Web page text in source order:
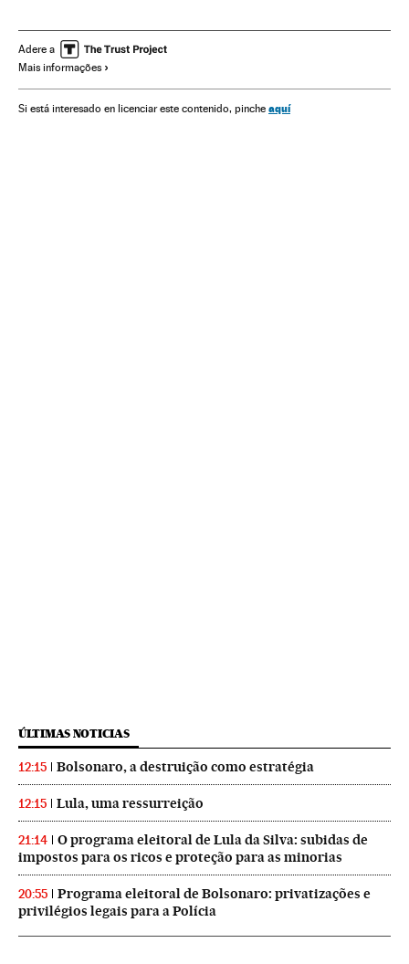
Adere a
Mais informações
Si está interesado en licenciar este contenido, pinche aquí
ÚLTIMAS NOTICIAS
12:15 Bolsonaro, a destruição como estratégia
12:15 Lula, uma ressurreição
21:14
O programa eleitoral de Lula da Silva: subidas de
impostos para os ricos e proteção para as minorias
20:55
Programa eleitoral de Bolsonaro: privatizações e
privilégios legais para a Polícia